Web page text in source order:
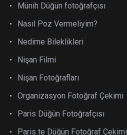
Münih Düğün fotoğrafçısı
Nasıl Poz Vermeliyim?
Nedime Bileklikleri
Nişan Filmi
Nişan Fotoğrafları
Organizasyon Fotoğraf Çekimi
Paris Düğün Fotoğrafçısı
Paris te Düğün Fotoğraf Çekimi